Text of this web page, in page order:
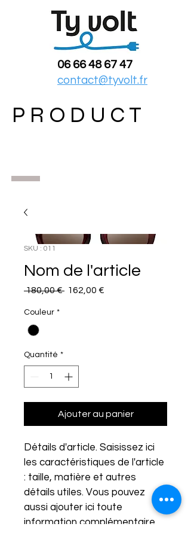
06 66 48 67 47
contact@tyvolt.fr
PRODUCT
SKU : 011
Nom de l'article
180,00 € Prix
162,00 €
Couleur *
Quantité *
Ajouter au panier
Détails d'article. Saisissez ici
les caractéristiques de l'article
: taille, matière et autres
détails utiles. Vous pouvez
aussi ajouter ici toute
information complémentaire.